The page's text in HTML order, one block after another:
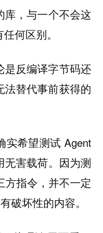
，与一个不会这
何区别。
反编译字节码还
替代事前获得的
实希望测试 Agent
无害载荷。因为测
方指令，并不一定
破坏性的内容。